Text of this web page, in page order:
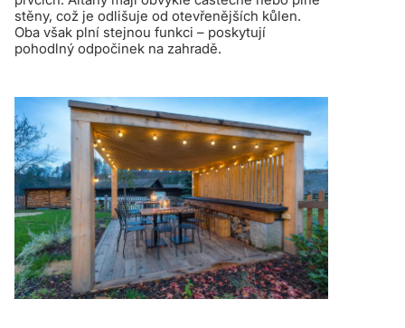
stěny, což je odlišuje od otevřenějších kůlen.
Oba však plní stejnou funkci – poskytují
pohodlný odpočinek na zahradě.